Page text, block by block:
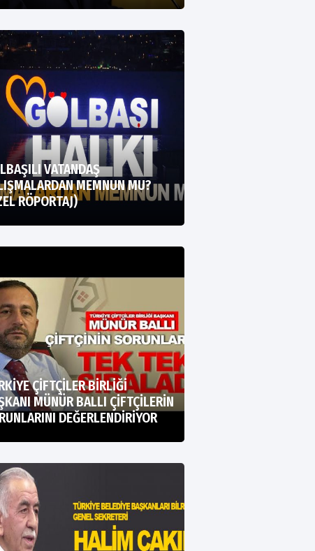
VATANDAŞ
MEMNUN MU?
RÖPORTAJ)
ÇİFTÇİLER BİRLİĞİ
MÜNÜR BALLI ÇİFTÇİLERİN
DEĞERLENDİRİYOR